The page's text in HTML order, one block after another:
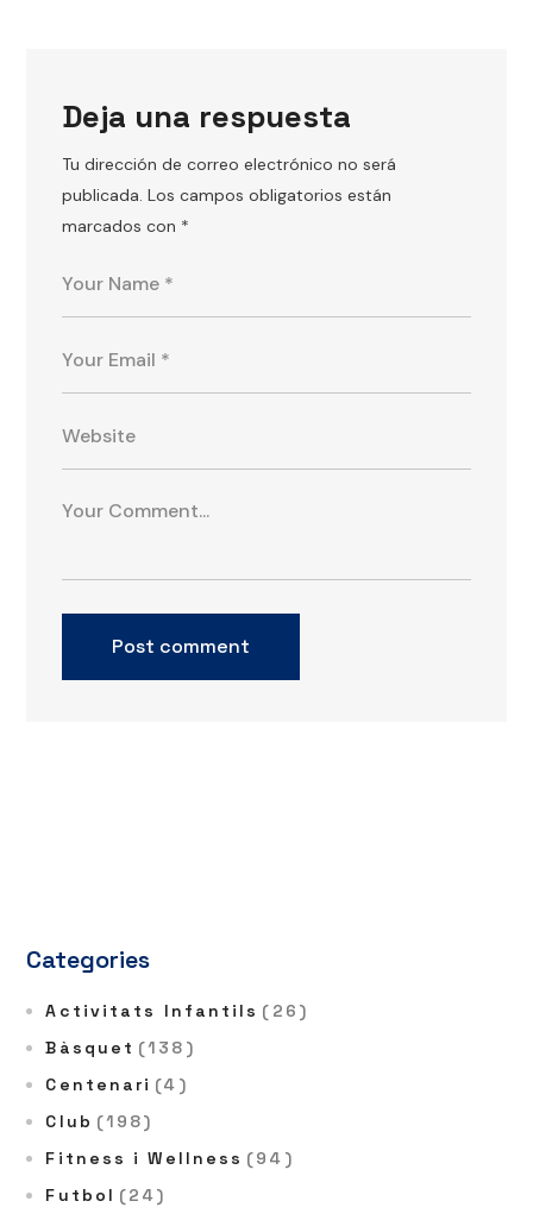
Deja una respuesta
Tu dirección de correo electrónico no será
publicada. Los campos obligatorios están
marcados con *
Categories
Activitats Infantils (26)
Bàsquet (138)
Centenari (4)
Club (198)
Fitness i Wellness (94)
Futbol (24)